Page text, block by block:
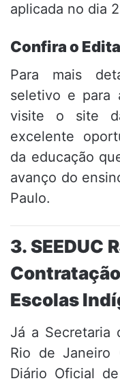
aplicada no dia
Confira o
Para mais
seletivo e para
visite o site
excelente
da educação
avanço do
Paulo.
3. SEEDUC
Escolas
Já a Secretaria
Rio de Janeiro
Diário Oficial